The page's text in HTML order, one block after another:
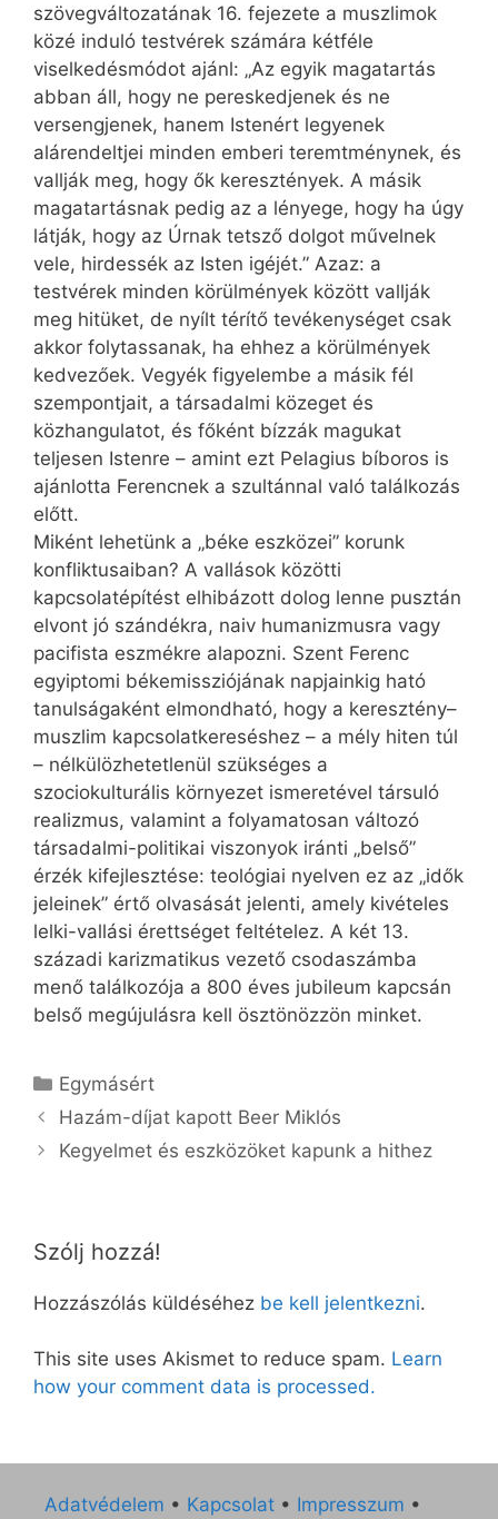
szövegváltozatának 16. fejezete a muszlimok
közé induló testvérek számára kétféle
viselkedésmódot ajánl: „Az egyik magatartás
abban áll, hogy ne pereskedjenek és ne
versengjenek, hanem Istenért legyenek
alárendeltjei minden emberi teremtménynek, és
vallják meg, hogy ők keresztények. A másik
magatartásnak pedig az a lényege, hogy ha úgy
látják, hogy az Úrnak tetsző dolgot művelnek
vele, hirdessék az Isten igéjét.” Azaz: a
testvérek minden körülmények között vallják
meg hitüket, de nyílt térítő tevékenységet csak
akkor folytassanak, ha ehhez a körülmények
kedvezőek. Vegyék figyelembe a másik fél
szempontjait, a társadalmi közeget és
közhangulatot, és főként bízzák magukat
teljesen Istenre – amint ezt Pelagius bíboros is
ajánlotta Ferencnek a szultánnal való találkozás
előtt.
Miként lehetünk a „béke eszközei” korunk
konfliktu­sai­ban? A vallások közötti
kapcsolatépítést elhibázott dolog lenne pusztán
elvont jó szándékra, naiv humanizmusra vagy
pacifista eszmékre alapozni. Szent Ferenc
egyiptomi békemissziójának napjainkig ható
tanulságaként elmondható, hogy a keresztény–
muszlim kapcsolatkereséshez – a mély hiten túl
– nélkülözhetetlenül szükséges a
szociokulturális környezet ismeretével társuló
realizmus, valamint a folyamatosan változó
társadalmi-politikai viszonyok iránti „belső”
érzék kifejlesztése: teológiai nyelven ez az „idők
jeleinek” értő olvasását jelenti, amely kivételes
lelki-vallási érettséget feltételez. A két 13.
századi karizmatikus vezető csodaszámba
menő találkozója a 800 éves jubileum kapcsán
belső megújulásra kell ösztönözzön minket.
Kategória
Egymásért
Hazám-díjat kapott Beer Miklós
Kegyelmet és eszközöket kapunk a hithez
Szólj hozzá!
Hozzászólás küldéséhez be kell jelentkezni.
This site uses Akismet to reduce spam. Learn
how your comment data is processed.
Adatvédelem • Kapcsolat • Impresszum •